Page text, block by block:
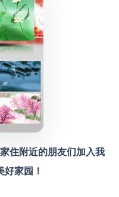
住附近的朋友们加入我
家园！